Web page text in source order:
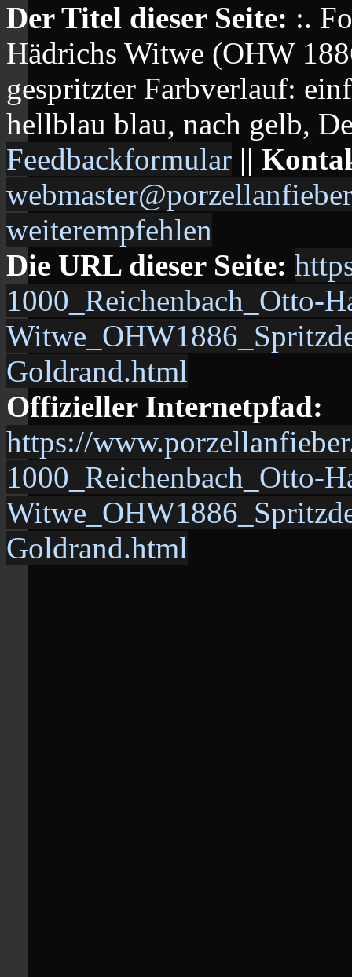
Der Titel dieser Seite: :.
Hädrichs Witwe (OHW
gespritzter Farbverlauf:
hellblau blau, nach gelb,
Feedbackformular ||
weiterempfehlen
Die URL dieser Seite:
1000_Reichenbach_Otto-
Goldrand.html
Offizieller Internetpfad:
https://
1000_Reichenbach_Otto-
Goldrand.html